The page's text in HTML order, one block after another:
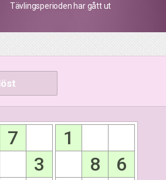
Tävlingsperioden har gått ut
7
1
3 8 6